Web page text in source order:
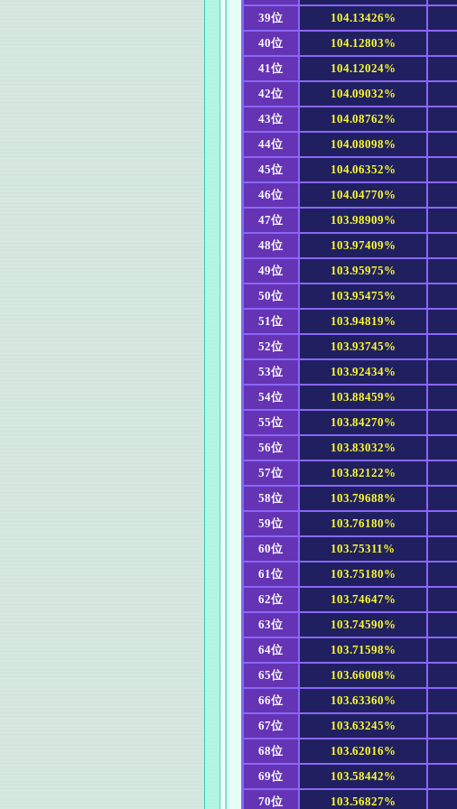
39位
104.13426%
40位
104.12803%
41位
104.12024%
42位
104.09032%
43位
104.08762%
44位
104.08098%
45位
104.06352%
46位
104.04770%
47位
103.98909%
48位
103.97409%
49位
103.95975%
50位
103.95475%
51位
103.94819%
52位
103.93745%
53位
103.92434%
54位
103.88459%
55位
103.84270%
56位
103.83032%
57位
103.82122%
58位
103.79688%
59位
103.76180%
60位
103.75311%
61位
103.75180%
62位
103.74647%
63位
103.74590%
64位
103.71598%
65位
103.66008%
66位
103.63360%
67位
103.63245%
68位
103.62016%
69位
103.58442%
70位
103.56827%